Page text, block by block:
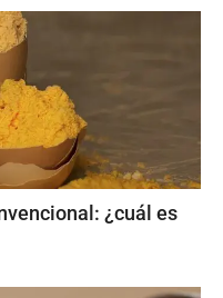
¿cuál es